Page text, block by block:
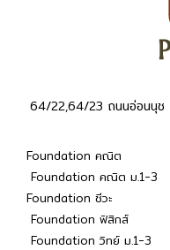
64/22,64/23 ถนนอ่อนนุช
Foundation คณิต
Foundation คณิต ม.1-3
Foundation ชีวะ
Foundation ฟิสิกส์
Foundation วิทย์ ม.1-3